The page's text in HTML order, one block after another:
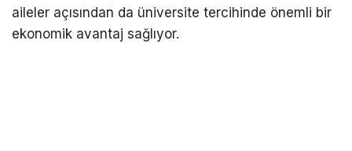
aileler açısından da üniversite tercihinde önemli bir
ekonomik avantaj sağlıyor.